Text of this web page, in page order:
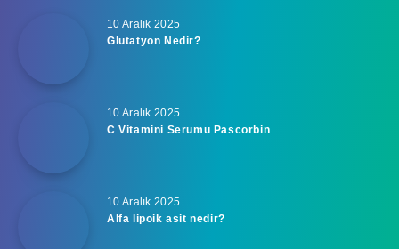
10 Aralık 2025
Glutatyon Nedir?
10 Aralık 2025
C Vitamini Serumu Pascorbin
10 Aralık 2025
Alfa lipoik asit nedir?